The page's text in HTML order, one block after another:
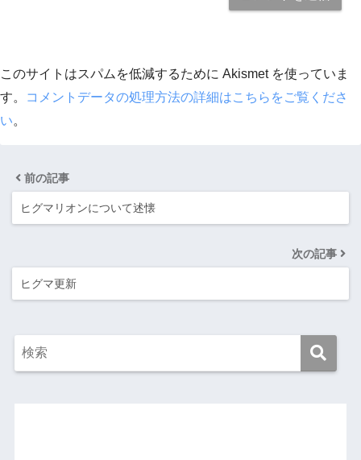
このサイトはスパムを低減するために Akismet を使っていま
す。
コメントデータの処理方法の詳細はこちらをご覧くださ
い。
前の記事
ヒグマリオンについて述懐
次の記事
ヒグマ更新